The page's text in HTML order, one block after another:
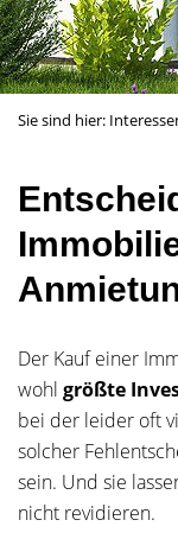
Sie sind hier:
Der Kauf einer
wohl größte
bei der leider oft
solcher
sein. Und sie
nicht revidieren.